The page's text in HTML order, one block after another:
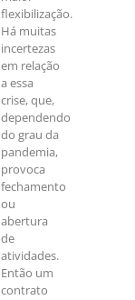
flexibilização.
Há muitas
incertezas
em relação
a essa
crise, que,
dependendo
do grau da
pandemia,
provoca
fechamento
ou
abertura
de
atividades.
Então um
contrato